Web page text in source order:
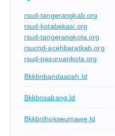
rsud-tangerangkab.org
rsud-kotabekasi.org
rsud-tangerangkota.org
rsucnd-acehbaratkab.org
rsud-pasuruankota.org
Bkkbnbandaaceh.id
Bkkbnsabang.id
Bkkbnlhokseumawe.id